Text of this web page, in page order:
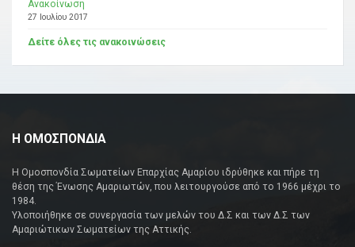
Ανακοίνωση
27 Ιουλίου 2017
Δείτε όλες τις ανακοινώσεις
Η ΟΜΟΣΠΟΝΔΙΑ
Η Ομοσπονδία Σωματείων Επαρχίας Αμαρίου ιδρύθηκε και πήρε τη
θέση της Ένωσης Αμαριωτών, που λειτουργούσε από το 1966 μέχρι το
1984.
Υλοποιήθηκε σε συνεργασία των μελών του Δ.Σ και των Δ.Σ των
Αμαριώτικων Σωματείων της Αττικής.